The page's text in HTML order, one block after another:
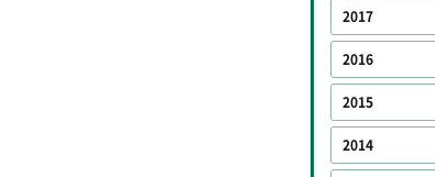
2017
2016
2015
2014